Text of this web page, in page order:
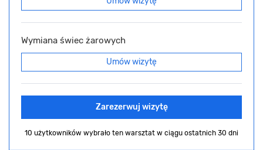
Wymiana świec żarowych
Umów wizytę
Zarezerwuj wizytę
10 użytkowników wybrało ten warsztat w ciągu ostatnich 30 dni